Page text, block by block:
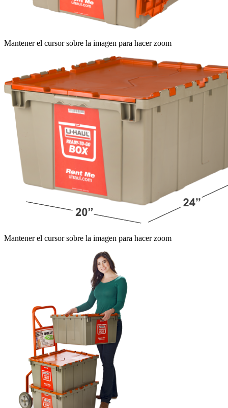
Mantener el cursor sobre la imagen para hacer zoom
Mantener el cursor sobre la imagen para hacer zoom